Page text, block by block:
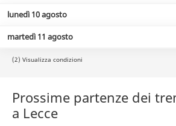
lunedì 10 agosto
martedì 11 agosto
(2) Visualizza condizioni
Prossime partenze dei
a Lecce